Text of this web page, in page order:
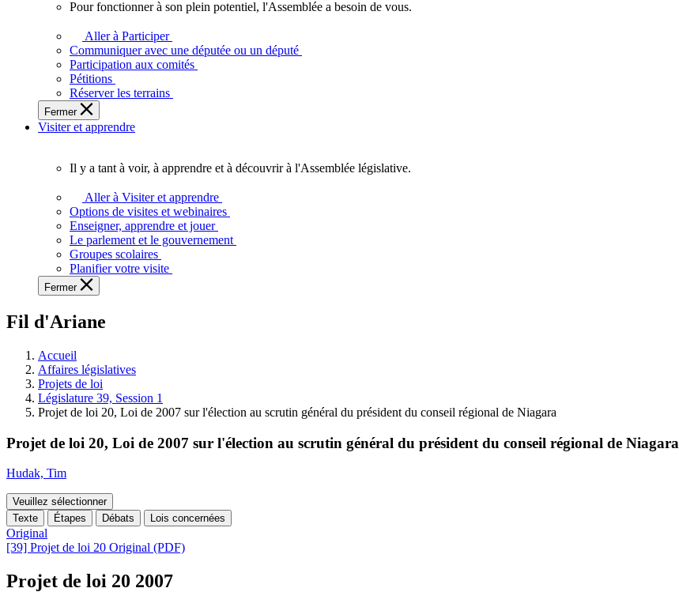
fonctionner
plein
potentiel,
l'Assemblée
a
besoin
Pour fonctionner à son plein potentiel, l'Assemblée a besoin de vous.
Aller à Participer
Communiquer avec une députée ou un député
Participation aux comités
Pétitions
Réserver les terrains
Fermer
Visiter et apprendre
voir,
apprendre
et
découvrir
l'Assemblée
législative.
Il y a tant à voir, à apprendre et à découvrir à l'Assemblée législative.
Aller à Visiter et apprendre
Options de visites et webinaires
Enseigner, apprendre et jouer
Le parlement et le gouvernement
Groupes scolaires
Planifier votre visite
Fermer
Fil d'Ariane
Accueil
Affaires législatives
Projets de loi
Législature 39, Session 1
Projet de loi 20, Loi de 2007 sur l'élection au scrutin général du président du conseil régional de Niagara
Projet de loi 20, Loi de 2007 sur l'élection au scrutin général du président du conseil régional de Niagara
Hudak, Tim
Veuillez sélectionner
Texte
Étapes Débats Lois concernées
Original
[39] Projet de loi 20 Original (PDF)
Projet de loi 20 2007